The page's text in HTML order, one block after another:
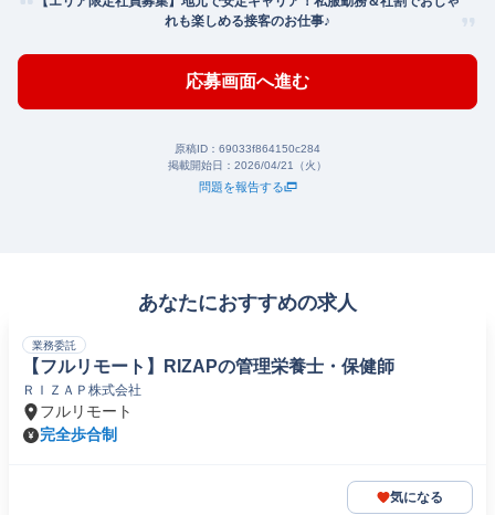
れも楽しめる接客のお仕事♪
応募画面へ進む
原稿ID： 69033f864150c284
掲載開始日： 2026/04/21（火）
問題を報告する
あなたにおすすめの求人
業務委託
【フルリモート】RIZAPの管理栄養士・保健師
ＲＩＺＡＰ株式会社
フルリモート
完全歩合制
気になる